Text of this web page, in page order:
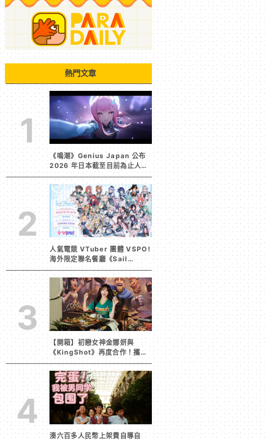
熱門文章
1
《鳴潮》Genius Japan 公布
2026 年日本截至目前為止人氣
歌單《遠航星的告別》&《自無
垠處歸航之星》入榜
2
人氣電競 VTuber 團體 VSPO!
海外限定聯名餐廳《Sail
Beyond！～駛向更遠的彼方
～》今夏登場！
3
【開箱】初戀女神金娜妍與
《KingShot》再度合作！攜手
焦糖楓、柒息地推出「國王燒烤
節」活動
4
湊六百多人民幣上架費自導自